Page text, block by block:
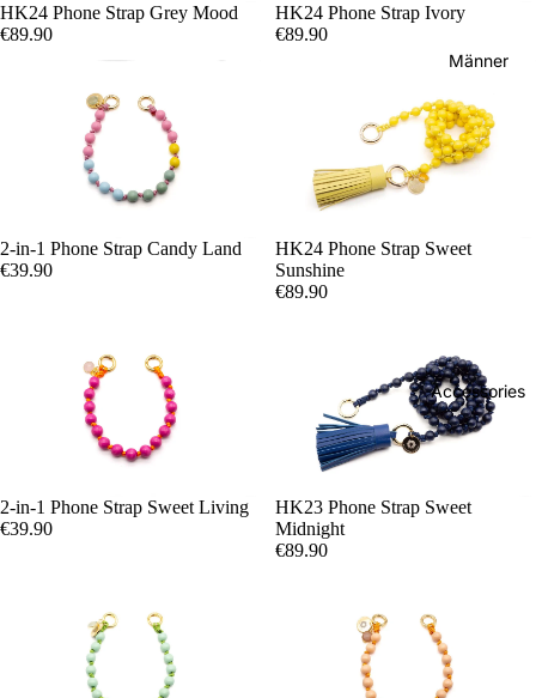
Männer
Accessories
HK24 Phone Strap Grey Mood
€89.90
HK24 Phone Strap Ivory
€89.90
2-in-1 Phone Strap Candy Land
€39.90
HK24 Phone Strap Sweet
Sunshine
€89.90
2-in-1 Phone Strap Sweet Living
€39.90
HK23 Phone Strap Sweet
Midnight
€89.90